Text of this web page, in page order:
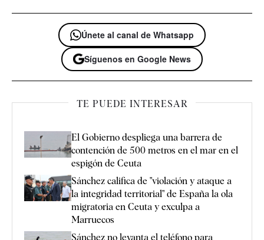
Únete al canal de Whatsapp
Síguenos en Google News
TE PUEDE INTERESAR
El Gobierno despliega una barrera de
contención de 500 metros en el mar en el
espigón de Ceuta
Sánchez califica de "violación y ataque a
la integridad territorial" de España la ola
migratoria en Ceuta y exculpa a
Marruecos
Sánchez no levanta el teléfono para